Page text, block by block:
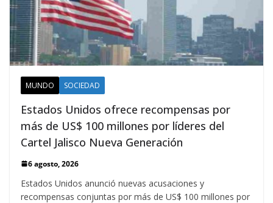
MUNDO SOCIEDAD
Estados Unidos ofrece recompensas por
más de US$ 100 millones por líderes del
Cartel Jalisco Nueva Generación
6 agosto, 2026
Estados Unidos anunció nuevas acusaciones y
recompensas conjuntas por más de US$ 100 millones por